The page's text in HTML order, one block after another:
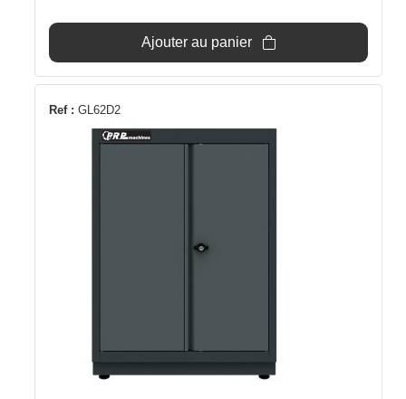
Ajouter au panier
Ref : GL62D2